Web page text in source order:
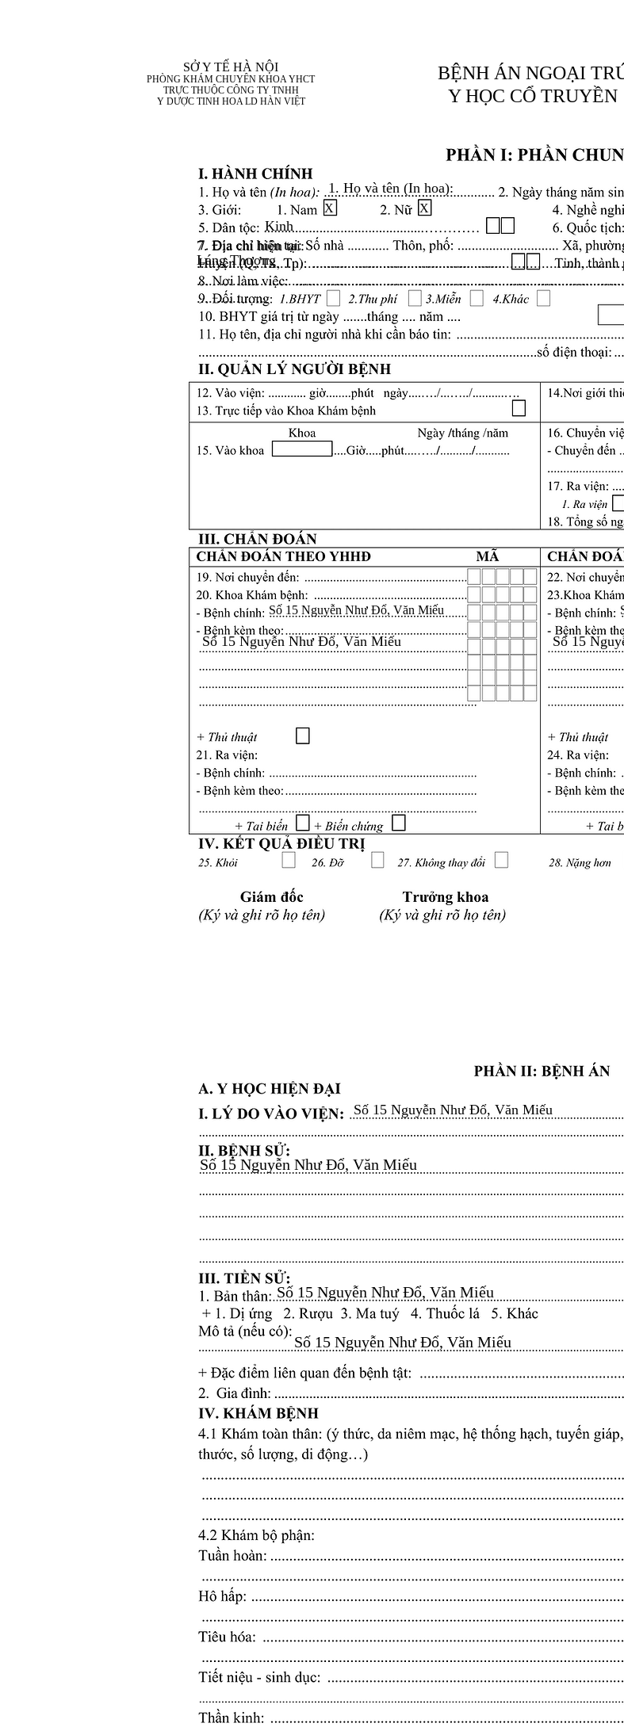
SỞ Y TẾ HÀ NỘI
PHÒNG KHÁM CHUYÊN KHOA YHCT
TRỰC THUỘC CÔNG TY TNHH
Y DƯỢC TINH HOA LD HÀN VIỆT
BỆNH ÁN NGOẠI
Y HỌC CỔ TRUYỀN
1. Họ và tên (In hoa):
X X
Kinh
7. Địa chỉ hiện tại:
..................
Láng Thượng
Số 15 Nguyễn Như Đổ, Văn Miếu
Số 15 Nguyễn Như Đổ, Văn Miếu Số 15
Số 15 Nguyễn Như Đổ, Văn Miếu
Số 15 Nguyễn Như Đổ, Văn Miếu​​​​
Số 15 Nguyễn Như Đổ, Văn Miếu​​​​
Số 15 Nguyễn Như Đổ, Văn Miếu​​​​